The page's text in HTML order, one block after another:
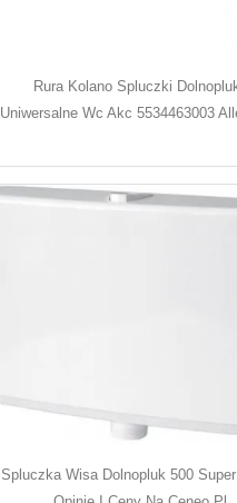
Rura Kolano Spluczki
Uniwersalne Wc Akc 5534463003
Spluczka Wisa Dolnopluk 500